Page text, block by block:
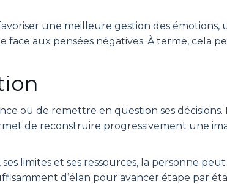
une meilleure gestion des émotions,
aux pensées négatives. À terme, cela
ou de remettre en question ses décisions.
de reconstruire progressivement une
limites et ses ressources, la personne
d’élan pour avancer étape par